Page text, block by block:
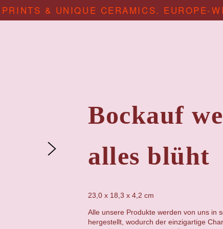
& UNIQUE CERAMICS. EUROPE-
Bockauf
alles blüht
23,0 x 18,3 x 4,2 cm
Alle unsere Produkte werden von uns in
hergestellt, wodurch der einzigartige